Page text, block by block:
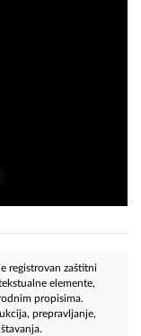
registrovan zaštitni
elemente,
propisima.
prepravljanje,